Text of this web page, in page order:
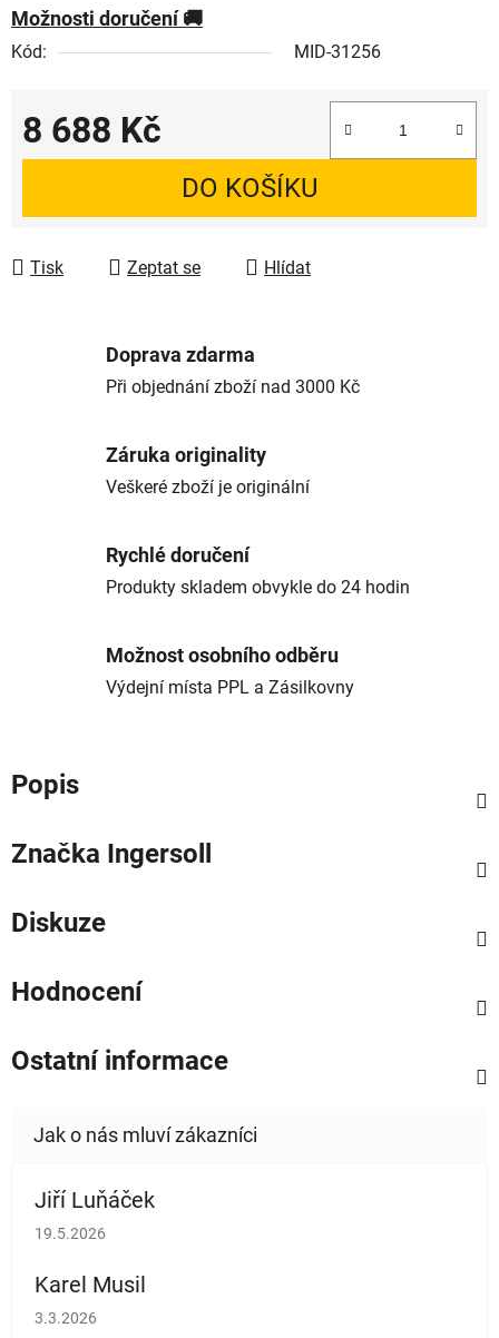
Možnosti doručení
Kód: MID-31256
8 688 Kč
Měrná cena:
DO KOŠÍKU
Tisk Zeptat se Hlídat
Doprava zdarma
Při objednání zboží nad 3000 Kč
Záruka originality
Veškeré zboží je originální
Rychlé doručení
Produkty skladem obvykle do 24 hodin
Možnost osobního odběru
Výdejní místa PPL a Zásilkovny
Popis
Značka Ingersoll
Diskuze
Hodnocení
Ostatní informace
Jiří Luňáček
Hodnocení obchodu je 5 z 5 hvězdiček.
19.5.2026
Karel Musil
Hodnocení obchodu je 5 z 5 hvězdiček.
3.3.2026